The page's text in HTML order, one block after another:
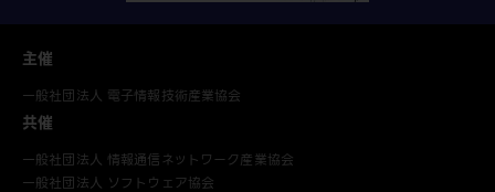
主催
一般社団法人 電子情報技術産業協会
共催
一般社団法人 情報通信ネットワーク産業協会
一般社団法人 ソフトウェア協会